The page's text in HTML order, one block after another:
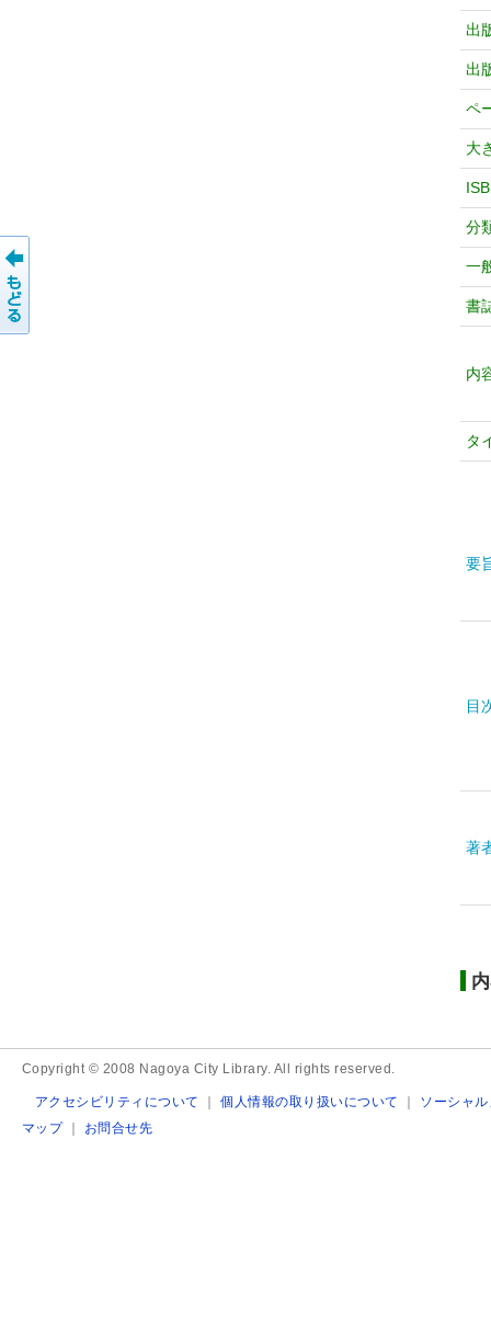
出
出
ペ
大
分
一
書
内
タ
要
目
著
Copyright © 2008 Nagoya City Library. All rights reserved.
アクセシビリティについて ｜個人情報の取り扱いについて ｜ ソーシャ
マップ｜ お問合せ先